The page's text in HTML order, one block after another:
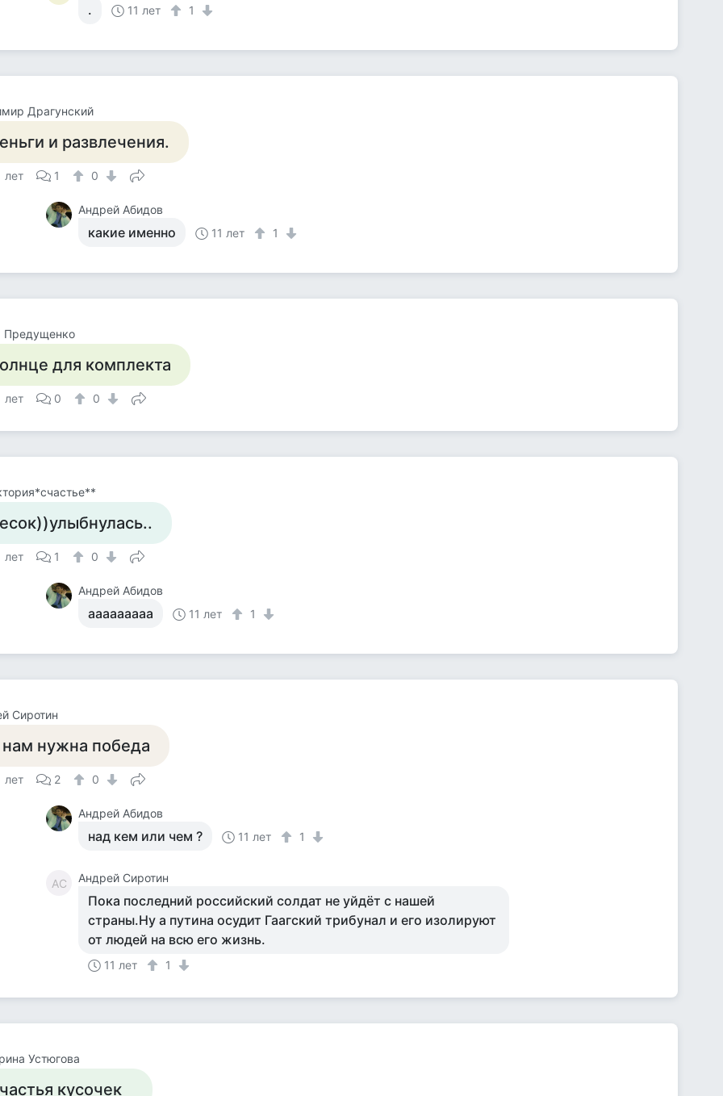
. 11 лет 1
Драгунский
и развлечения.
лет 1 0
Андрей Абидов
какие именно 11 лет 1
Предущенко
для комплекта
лет 0 0
лет 1 0
Андрей Абидов
ааааааааа 11 лет 1
Сиротин
нужна победа
лет 2 0
Андрей Абидов
над кем или чем ? 11 лет 1
АС Андрей Сиротин
Пока последний российский солдат не уйдёт с нашей
страны.Ну а путина осудит Гаагский трибунал и его изолируют
от людей на всю его жизнь.
11 лет 1
Устюгова
кусочек